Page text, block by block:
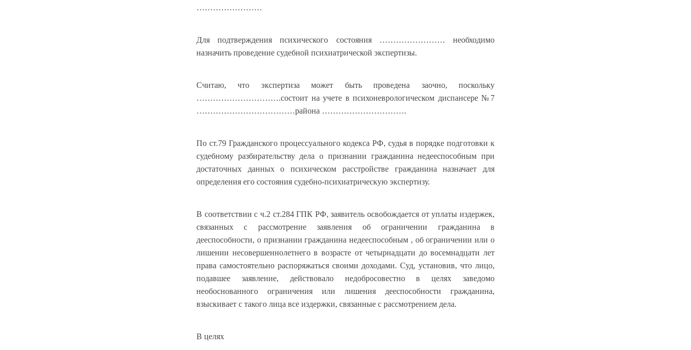
……………………
Для подтверждения психического состояния …………………… необходимо
назначить проведение судебной психиатрической экспертизы.
Считаю, что экспертиза может быть проведена заочно, поскольку
………………………….состоит на учете в психоневрологическом диспансере №7
………………………………района ………………………….
По ст.79 Гражданского процессуального кодекса РФ, судья в порядке подготовки к
судебному разбирательству дела о признании гражданина недееспособным при
достаточных данных о психическом расстройстве гражданина назначает для
определения его состояния судебно-психиатрическую экспертизу.
В соответствии с ч.2 ст.284 ГПК РФ, заявитель освобождается от уплаты издержек,
связанных с рассмотрение заявления об ограничении гражданина в
дееспособности, о признании гражданина недееспособным , об ограничении или о
лишении несовершеннолетнего в возрасте от четырнадцати до восемнадцати лет
права самостоятельно распоряжаться своими доходами. Суд, установив, что лицо,
подавшее заявление, действовало недобросовестно в целях заведомо
необоснованного ограничения или лишения дееспособности гражданина,
взыскивает с такого лица все издержки, связанные с рассмотрением дела.
В целях